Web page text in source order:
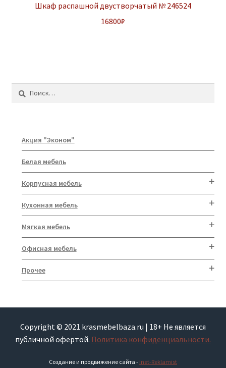
Шкаф распашной двустворчатый № 246524
16800₽
Найти:
Акция "Эконом"
Белая мебель
Корпусная мебель
Кухонная мебель
Мягкая мебель
Офисная мебель
Прочее
Copyright © 2021 krasmebelbaza.ru | 18+ Не является
публичной офертой. Политика конфиденциальности.
Создание и продвижение сайта - Inet-Reklamist